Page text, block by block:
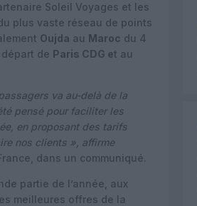
Soleil Voyages et les
plus vaste réseau de points
Oujda au Maroc du 4
de Paris CDG et au
va au-delà de la
pensé pour faciliter les
en proposant des tarifs
nos clients », affirme
dans un communiqué.
partie de l’année, aux
meilleures offres de la